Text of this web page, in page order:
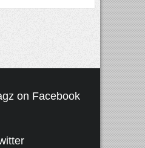
on Facebook